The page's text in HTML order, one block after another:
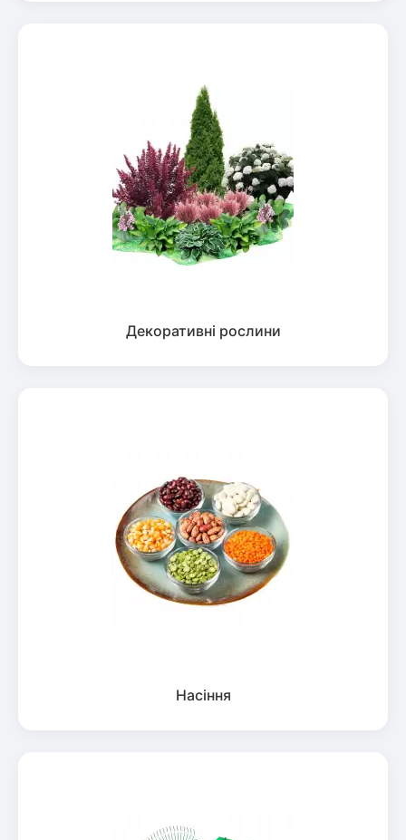
Декоративні рослини
Насіння